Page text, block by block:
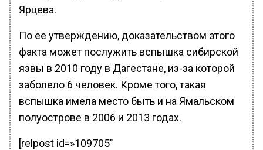
Ярцева.
По ее утверждению, доказательством этого
факта может послужить вспышка сибирской
язвы в 2010 году в Дагестане, из-за которой
заболело 6 человек. Кроме того, такая
вспышка имела место быть и на Ямальском
полуострове в 2006 и 2013 годах.
[relpost id=»109705″